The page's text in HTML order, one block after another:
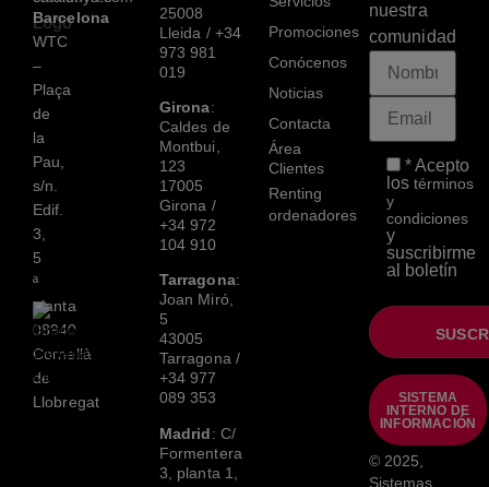
Barcelona
WTC
–
Plaça
de
la
Pau,
s/n.
Edif.
3,
5
ª
planta
08940
Cornellà
de
Llobregat
25008
Lleida / +34
973 981
019
Girona:
Caldes de
Montbui,
123
17005
Girona /
+34 972
104 910
Tarragona:
Joan Miró,
5
43005
Tarragona /
+34 977
089 353
Madrid: C/
Formentera
3, planta 1,
Promociones
Conócenos
Noticias
Contacta
Área
Clientes
Renting
ordenadores
nuestra
comunidad
* Acepto
los términos
y
condiciones
y
suscribirme
al boletín
SISTEMA
INTERNO DE
INFORMACIÓN
© 2025,
Sistemas